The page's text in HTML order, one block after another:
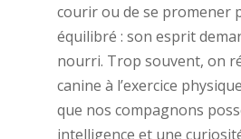
courir ou de se promener
équilibré : son esprit
nourri. Trop souvent, on
canine à l’exercice
que nos compagnons
intelligence et une